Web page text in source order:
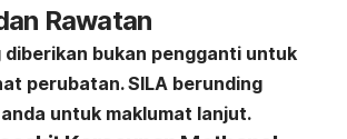
Rawatan
diberikan bukan pengganti untuk
perubatan. SILA berunding
untuk maklumat lanjut.